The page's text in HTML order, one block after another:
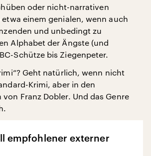
oder nicht-narrativen
etwa einem genialen, wenn auch
und unbedingt zu
Alphabet der Ängste (und
Schütze bis Ziegenpeter.
Geht natürlich, wenn nicht
Krimi, aber in den
Franz Dobler. Und das Genre
empfohlener externer